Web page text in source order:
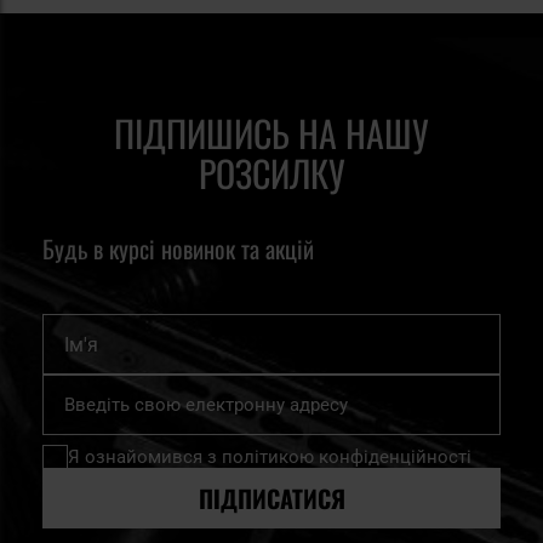
ПІДПИШИСЬ НА НАШУ
РОЗСИЛКУ
Будь в курсі новинок та акцій
Підпишіться
нашу
розсилку
Я ознайомився з політикою конфіденційності
ПІДПИСАТИСЯ